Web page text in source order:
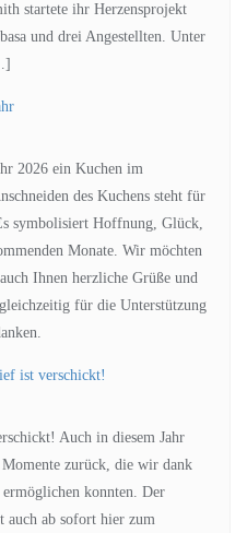
startete ihr Herzensprojekt
und drei Angestellten. Unter
2026 ein Kuchen im
des Kuchens steht für
symbolisiert Hoffnung, Glück,
Monate. Wir möchten
Ihnen herzliche Grüße und
für die Unterstützung
ist verschickt!
Auch in diesem Jahr
zurück, die wir dank
konnten. Der
auch ab sofort hier zum